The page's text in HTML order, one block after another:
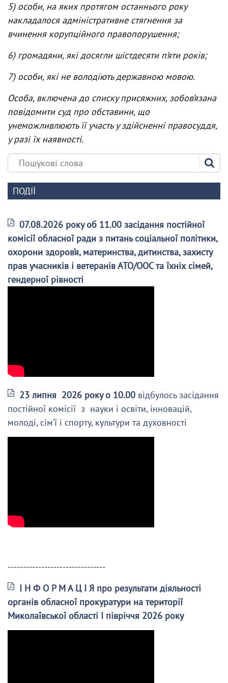
5) особи, на яких протягом останнього року
накладалося адміністративне стягнення за
вчинення корупційного правопорушення;
6) громадяни, які досягли шістдесяти п’яти років;
7) особи, які не володіють державною мовою.
Особа, включена до списку присяжних, зобов’язана
повідомити суд про обставини, що
унеможливлюють її участь у здійсненні правосуддя,
у разі їх наявності.
ПОДІЇ
07.08.2026 року об 11.00 засідання постійної
комісії обласної ради з питань соціальної політики,
охорони здоров’я, материнства, дитинства, захисту
прав учасників і ветеранів АТО/ООС та їхніх сімей,
гендерної рівності
23 липня 2026 року о 10.00 відбулось засідання
постійної комісії з науки і освіти, інновацій,
молоді, сім’ї і спорту, культури та духовності
--------------------------------
І Н Ф О Р М А Ц І Я про результати діяльності
органів обласної прокуратури на території
Миколаївської області І півріччя 2026 року